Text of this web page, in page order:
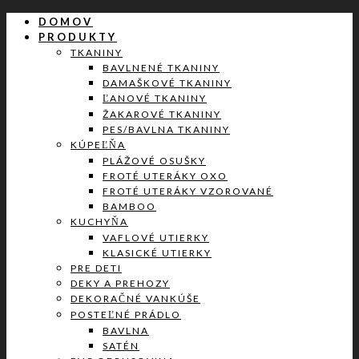
DOMOV
PRODUKTY
TKANINY
BAVLNENÉ TKANINY
DAMAŠKOVÉ TKANINY
ĽANOVÉ TKANINY
ŽAKAROVÉ TKANINY
PES/BAVLNA TKANINY
KÚPEĽŇA
PLÁŽOVÉ OSUŠKY
FROTÉ UTERÁKY OXO
FROTÉ UTERÁKY VZOROVANÉ
BAMBOO
KUCHYŇA
VAFLOVÉ UTIERKY
KLASICKÉ UTIERKY
PRE DETI
DEKY A PREHOZY
DEKORAČNÉ VANKÚŠE
POSTEĽNÉ PRÁDLO
BAVLNA
SATÉN